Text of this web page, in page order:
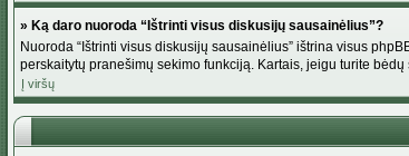
» Ką daro nuoroda “Ištrinti visus diskusijų sausainėlius”?
Nuoroda “Ištrinti visus diskusijų sausainėlius” ištrina visus
perskaitytų pranešimų sekimo funkciją. Kartais, jeigu turite
Į viršų